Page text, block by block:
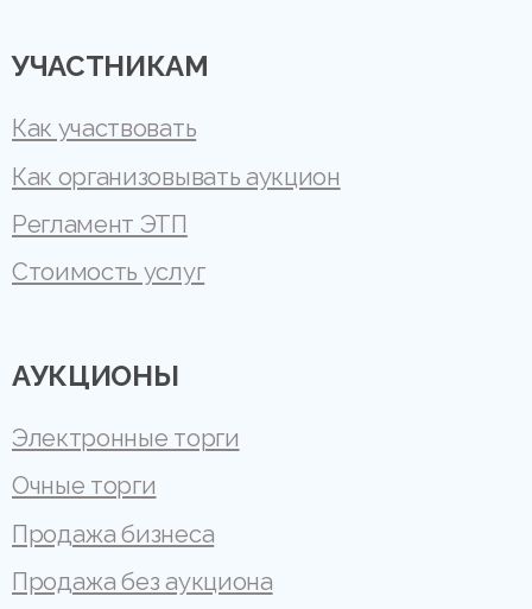
УЧАСТНИКАМ
Как участвовать
Как организовывать аукцион
Регламент ЭТП
Стоимость услуг
АУКЦИОНЫ
Электронные торги
Очные торги
Продажа бизнеса
Продажа без аукциона